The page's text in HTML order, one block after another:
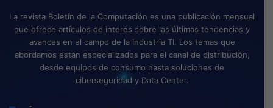
La revista Boletín de la Computación es una publicación mensual
que ofrece artículos de interés sobre las últimas tendencias y
avances en el campo de la Industria TI. Los temas que
abordamos están especializados para el canal de distribución,
desde equipos de consumo hasta soluciones de
ciberseguridad y Data Center.